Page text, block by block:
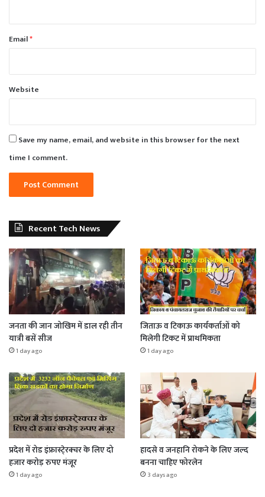
Email*
Website
Save my name, email, and website in this browser for the next
time I comment.
Recent Tech News
जनता की जान जोखिम में डाल रही तीन
यात्री बसें सीज
1 day ago
जिताऊ व टिकाऊ कार्यकर्ताओं को
मिलेगी टिकट में प्राथमिकता
1 day ago
प्रदेश में रोड इंफ्रास्टे्रक्चर के लिए दो
हजार करोड़ रुपए मंजूर
1 day ago
हादसे व जनहानि रोकने के लिए जल्द
बनना चाहिए फोरलेन
3 days ago